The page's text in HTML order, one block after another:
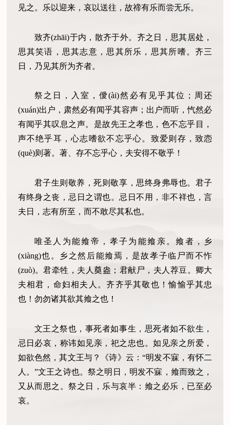
见之。乐以迎来，哀以送往，故禘有乐而尝无乐。
致齐(zhāi)于内，散齐于外。齐之日，思其居处，
思其笑语，思其志意，思其所乐，思其所嗜。齐三
日，乃见其所为齐者。
祭之日，入室，僾(ài)然必有见乎其位；周还
(xuán)出户，肃然必有闻乎其容声；出户而听，忾然必
有闻乎其叹息之声。是故先王之孝也，色不忘乎目，
声不绝乎耳，心志嗜欲不忘乎心。致爱则存，致悫
(què)则著。著、存不忘乎心，夫安得不敬乎！
君子生则敬养，死则敬享，思终身弗辱也。君子
有终身之丧，忌日之谓也。忌日不用，非不祥也，言
夫日，志有所至，而不敢尽其私也。
唯圣人为能飨帝，孝子为能飨亲。飨者，乡
(xiàng)也。乡之然后能飨焉，是故孝子临尸而不怍
(zuò)。君牵牲，夫人奠盎；君献尸，夫人荐豆。卿大
夫相君，命妇相夫人。齐齐乎其敬也！愉愉乎其忠
也！勿勿诸其欲其飨之也！
文王之祭也，事死者如事生，思死者如不欲生，
忌日必哀，称讳如见亲，祀之忠也。如见亲之所爱，
如欲色然，其文王与？《诗》云：“明发不寐，有怀二
人。”文王之诗也。祭之明日，明发不寐，飨而致之，
又从而思之。祭之日，乐与哀半：飨之必乐，已至必
哀。